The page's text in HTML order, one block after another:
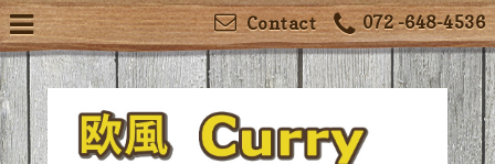
072 -648-4536
Contact